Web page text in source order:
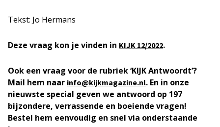
Tekst: Jo Hermans
Deze vraag kon je vinden in KIJK 12/2022.
Ook een vraag voor de rubriek ‘KIJK Antwoordt’?
Mail hem naar info@kijkmagazine.nl. En in onze
nieuwste special geven we antwoord op 197
bijzondere, verrassende en boeiende vragen!
Bestel hem eenvoudig en snel via onderstaande